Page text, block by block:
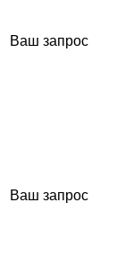
Ваш запрос
Ваш запрос